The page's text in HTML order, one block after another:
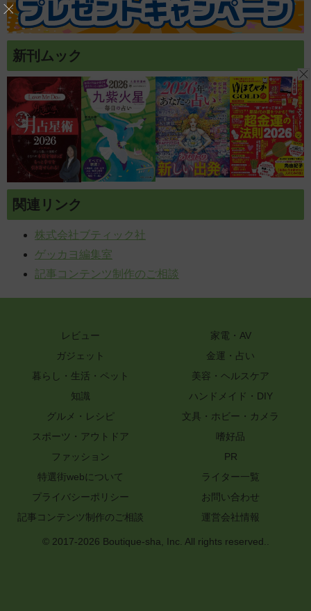
新刊ムック
関連リンク
株式会社ブティック社
ゲッカヨ編集室
記事コンテンツ制作のご相談
レビュー
家電・AV
ガジェット
金運・占い
暮らし・生活・ペット
美容・ヘルスケア
知識
ハンドメイド・DIY
グルメ・レシピ
文具・ホビー・カメラ
スポーツ・アウトドア
嗜好品
ファッション
PR
特選街webについて
ライター一覧
プライバシーポリシー
お問い合わせ
記事コンテンツ制作のご相談
運営会社情報
© 2017-2026 Boutique-sha, Inc. All rights reserved..